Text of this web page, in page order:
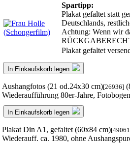
Spartipp:
Plakat gefaltet statt
Deutschlands,
Achtung: Wenn wir
Plakat gefaltet
In Einkaufskorb legen
Aushangfotos (21 od.24x30 cm)[26936]
Wiederaufführung 80er-Jahre, Fotobogen
In Einkaufskorb legen
Plakat Din A1, gefaltet (60x84 cm)
Wiederauff. ca. 1980, ohne